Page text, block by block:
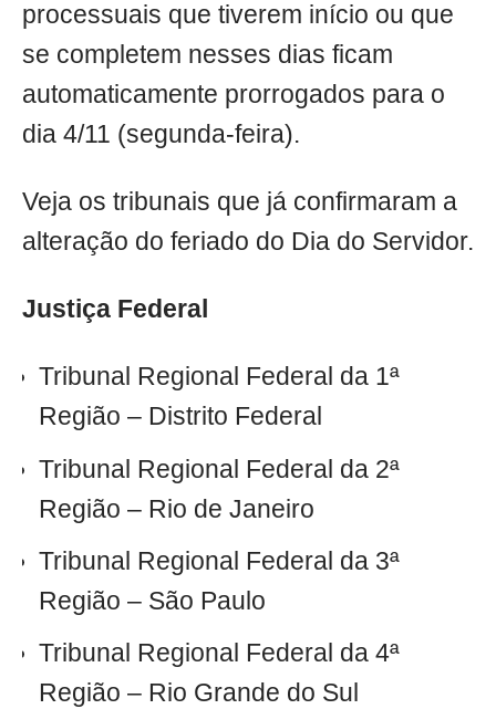
processuais que tiverem início ou que
se completem nesses dias ficam
automaticamente prorrogados para o
dia 4/11 (segunda-feira).
Veja os tribunais que já confirmaram a
alteração do feriado do Dia do Servidor.
Justiça Federal
Tribunal Regional Federal da 1ª
Região – Distrito Federal
Tribunal Regional Federal da 2ª
Região – Rio de Janeiro
Tribunal Regional Federal da 3ª
Região – São Paulo
Tribunal Regional Federal da 4ª
Região – Rio Grande do Sul